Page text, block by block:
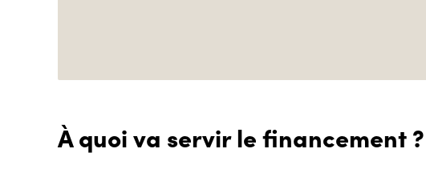
À quoi va servir le financement ?